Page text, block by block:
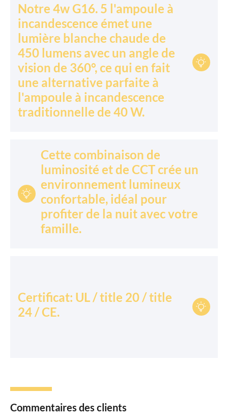

Notre 4w G16. 5 l'ampoule à
incandescence émet une
lumière blanche chaude de
450 lumens avec un angle de
vision de 360°, ce qui en fait
une alternative parfaite à
l'ampoule à incandescence
traditionnelle de 40 W.

Cette combinaison de
luminosité et de CCT crée un
environnement lumineux
confortable, idéal pour
profiter de la nuit avec votre
famille.

Certificat: UL / title 20 / title
24 / CE.
Commentaires des clients